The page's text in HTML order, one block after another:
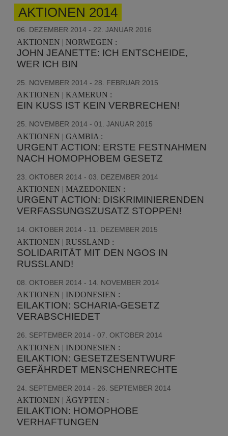
AKTIONEN 2014
06. DEZEMBER 2014 - 22. JANUAR 2016
AKTIONEN | NORWEGEN :
JOHN JEANETTE: ICH ENTSCHEIDE,
WER ICH BIN
25. NOVEMBER 2014 - 28. FEBRUAR 2015
AKTIONEN | KAMERUN :
EIN KUSS IST KEIN VERBRECHEN!
25. NOVEMBER 2014 - 01. JANUAR 2015
AKTIONEN | GAMBIA :
URGENT ACTION: ERSTE FESTNAHMEN
NACH HOMOPHOBEM GESETZ
23. OKTOBER 2014 - 03. DEZEMBER 2014
AKTIONEN | MAZEDONIEN :
URGENT ACTION: DISKRIMINIERENDEN
VERFASSUNGSZUSATZ STOPPEN!
14. OKTOBER 2014 - 11. DEZEMBER 2015
AKTIONEN | RUSSLAND :
SOLIDARITÄT MIT DEN NGOS IN
RUSSLAND!
08. OKTOBER 2014 - 14. NOVEMBER 2014
AKTIONEN | INDONESIEN :
EILAKTION: SCHARIA-GESETZ
VERABSCHIEDET
26. SEPTEMBER 2014 - 07. OKTOBER 2014
AKTIONEN | INDONESIEN :
EILAKTION: GESETZESENTWURF
GEFÄHRDET MENSCHENRECHTE
24. SEPTEMBER 2014 - 26. SEPTEMBER 2014
AKTIONEN | ÄGYPTEN :
EILAKTION: HOMOPHOBE
VERHAFTUNGEN